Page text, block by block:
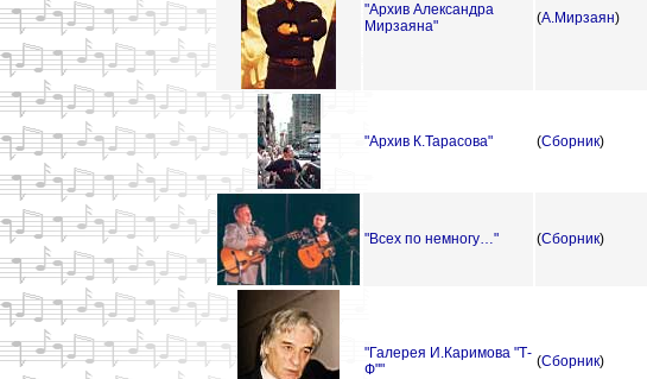
"Архив Александра
Мирзаяна"
(А.Мирзаян)
"Архив К.Тарасова" (Сборник)
"Всех по немногу…" (Сборник)
"Галерея И.Каримова "Т-
Ф""
(Сборник)